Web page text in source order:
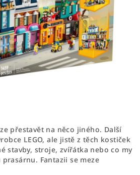
přestavět na něco jiného. Další
LEGO, ale jistě z těch kostiček
stavby, stroje, zvířátka nebo co my
Fantazii se meze